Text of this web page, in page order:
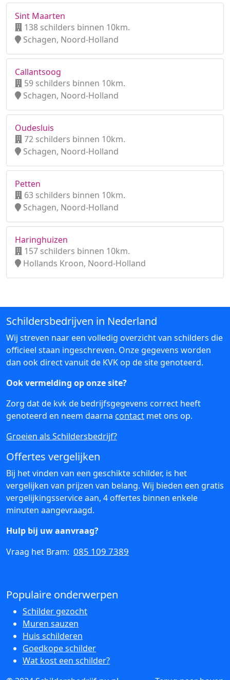
Sint Maarten
138 schilders binnen 10km.
Schagen, Noord-Holland
Callantsoog
59 schilders binnen 10km.
Schagen, Noord-Holland
Oudesluis
72 schilders binnen 10km.
Schagen, Noord-Holland
Petten
63 schilders binnen 10km.
Schagen, Noord-Holland
Haringhuizen
157 schilders binnen 10km.
Hollands Kroon, Noord-Holland
Schildersbedrijven in Nederland
Wij streven naar een volledig overzicht van schilders die
officieel staan ingeschreven. Onze gegevens worden
dan ook direct vanuit de KVK op de site genoteerd.
Ook vermelding op onze site?
Zorg dat de kvk de bedrijfsgegevens correct heeft
genoteerd en neem daarna contact met ons op.
Groeien als Schildersbedrijf?
Offertes vergelijken
Bij het vinden van een geschikte schilder, is het
vergelijken van prijzen van belang. Wij bieden een gratis
vergelijkingsservice aan, 4 offertes binnen enkele
minuten aangevraagd.
Hulp bij uw aanvraag?
Vraag het Bram: 085 109 7389
Populaire onderwerpen
Schilder gezocht
Muren sauzen
Huis schilderen
Goedkope schilder
Wat kost een schilder?